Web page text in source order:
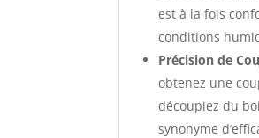
est à la fois
conditions
Précision de
obtenez une
découpiez du
synonyme